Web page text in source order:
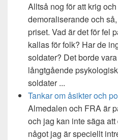
Alltså nog för att krig
demoraliserande och
priset. Vad är det för fel
kallas för folk? Har de
soldater? Det borde
långtgående
soldater ...
Tankar om åsikter och
Almedalen och FRA är
och jag kan inte säga
något jag är speciellt